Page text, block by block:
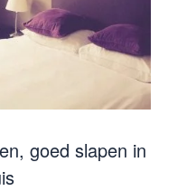
goed slapen in